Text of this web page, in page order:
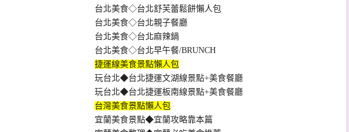
台北美食◇台北舒芙蕾鬆餅懶人包
台北美食◇台北親子餐廳
台北美食◇台北麻辣鍋
台北美食◇台北早午餐/BRUNCH
捷運線美食景點懶人包
玩台北◆台北捷運文湖線景點+美食餐廳
玩台北◆台北捷運板南線景點+美食餐廳
台灣美食景點懶人包
宜蘭美食景點◆宜蘭攻略靠本篇